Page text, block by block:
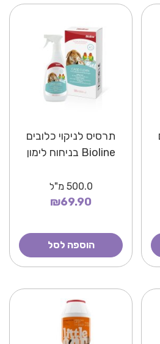
תרסיס לניקוי כלובים
Bioline בניחוח לימון
500.0 מ"ל
₪69.90
הוספה לסל